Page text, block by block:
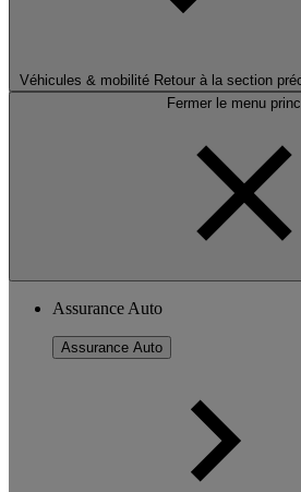
Véhicules & mobilité Retour à la section
Fermer le menu
Assurance Auto
Assurance Auto